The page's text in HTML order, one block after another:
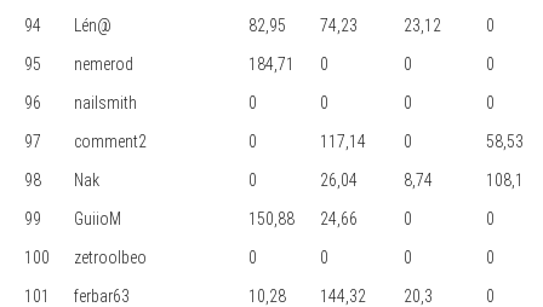
94
Lén@ 82,95 74,23 23,12
0
95
nemerod 184,71 0 0
0
96
nailsmith 0 0 0
0
97
comment2 0 117,14 0
58,53
98
Nak 0 26,04 8,74
108,1
99
GuiioM 150,88 24,66 0
0
100
zetroolbeo 0 0 0
0
101
ferbar63 10,28 144,32 20,3
0